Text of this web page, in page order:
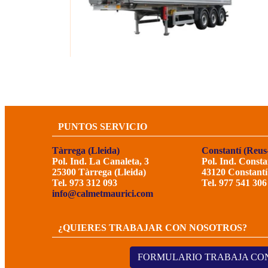
PUNTOS SERVICIO
Tàrrega (Lleida)
Pol. Ind. La Canaleta, 3
25300 Tàrrega (Lleida)
Tel. 973 312 093
info@calmetmaurici.com
Constantí
Pol. Ind.
43120
Tel. 977 541 306
¿QUIERES TRABAJAR CON NOSOTROS?
FORMULARIO TRABAJA